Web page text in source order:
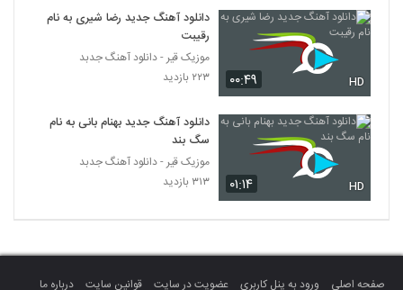
Amir Khalili Khone Khoda
6239
دانلود آهنگ جدید و زیبای امیراردلان یوسفی با
نام آقا جان
آهنگ آرمان آزمند بنام بابا کجایی
۲۳۸ بازدید
6241
دانلود آهنگ موج شیدایی سقا خونه
۰۰:۴۹ HD
دانلود آهنگ جدید رضا شیری به نام
رقیبت
موزیک قیر - دانلود آهنگ جدبد
۲۲۳ بازدید
۰۱:۱۴ HD
دانلود آهنگ جدید بهنام بانی به نام
سگ بند
موزیک قیر - دانلود آهنگ جدبد
۳۱۳ بازدید
صفحه اصلی ورود به پنل کاربری عضویت در سایت قوانین سایت درباره ما